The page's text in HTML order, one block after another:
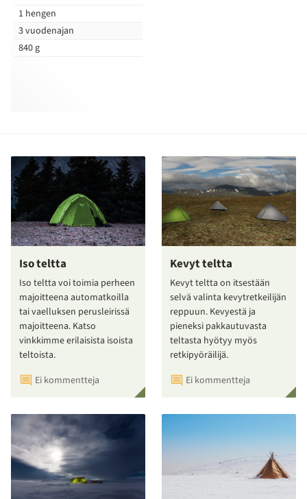
1 hengen
3 vuodenajan
840 g
Iso teltta
Iso teltta voi toimia perheen
majoitteena automatkoilla
tai vaelluksen perusleirissä
majoitteena. Katso
vinkkimme erilaisista isoista
teltoista.
Ei kommentteja
Kevyt teltta
Kevyt teltta on itsestään
selvä valinta kevytretkeilijän
reppuun. Kevyestä ja
pieneksi pakkautuvasta
teltasta hyötyy myös
retkipyöräilijä.
Ei kommentteja